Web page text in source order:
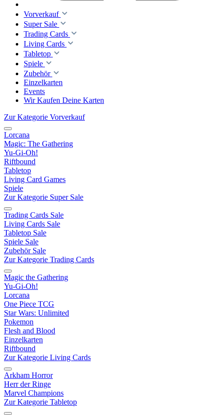
Vorverkauf
Super Sale
Trading Cards
Living Cards
Tabletop
Spiele
Zubehör
Einzelkarten
Events
Wir Kaufen Deine Karten
Zur Kategorie Vorverkauf
Lorcana
Magic: The Gathering
Yu-Gi-Oh!
Riftbound
Tabletop
Living Card Games
Spiele
Zur Kategorie Super Sale
Trading Cards Sale
Living Cards Sale
Tabletop Sale
Spiele Sale
Zubehör Sale
Zur Kategorie Trading Cards
Magic the Gathering
Yu-Gi-Oh!
Lorcana
One Piece TCG
Star Wars: Unlimited
Pokemon
Flesh and Blood
Einzelkarten
Riftbound
Zur Kategorie Living Cards
Arkham Horror
Herr der Ringe
Marvel Champions
Zur Kategorie Tabletop